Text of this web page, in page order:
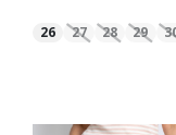
26 27 28 29